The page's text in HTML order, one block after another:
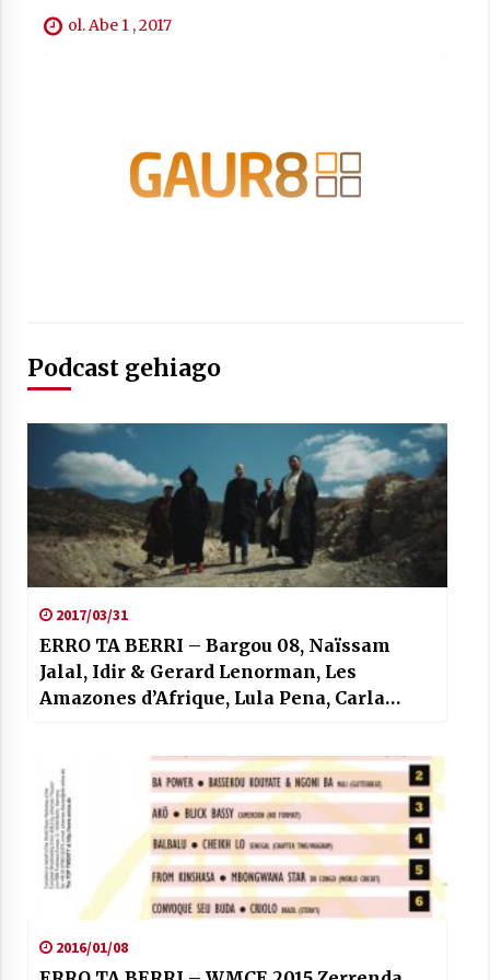
Arrosaren laburpen bideoa Hamaika
Telebistaren eskutik
ol. Abe 1 , 2017
Podcast gehiago
2017/03/31
ERRO TA BERRI – Bargou 08, Naïssam
Jalal, Idir & Gerard Lenorman, Les
Amazones d’Afrique, Lula Pena, Carla
2016/01/08